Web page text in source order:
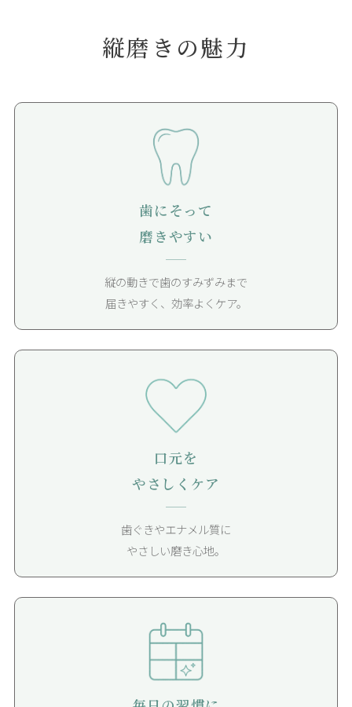
縦磨きの魅力
歯にそって
磨きやすい
縦の動きで歯のすみずみまで
届きやすく、効率よくケア。
口元を
やさしくケア
歯ぐきやエナメル質に
やさしい磨き心地。